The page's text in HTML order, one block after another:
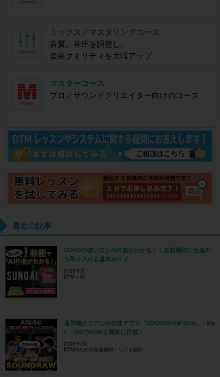
ミックス／マスタリングコース
音質、音圧を調整し、
楽曲クオリティを大幅アップ
マスターコース
プロ／サウンドクリエイター向けのコース
最近の記事
SUNOの使い方とAI作曲がわかる！｜楽曲制作に生成AI
を取り入れる基本ガイド
2026/8/2
DTM × AI
著作権クリアなAI作曲アプリ「SOUNDRAW Grid」｜Ma
c・iOSでBGMを簡単に作成！
2026/7/24
DTMのための音楽機材・ソフト紹介